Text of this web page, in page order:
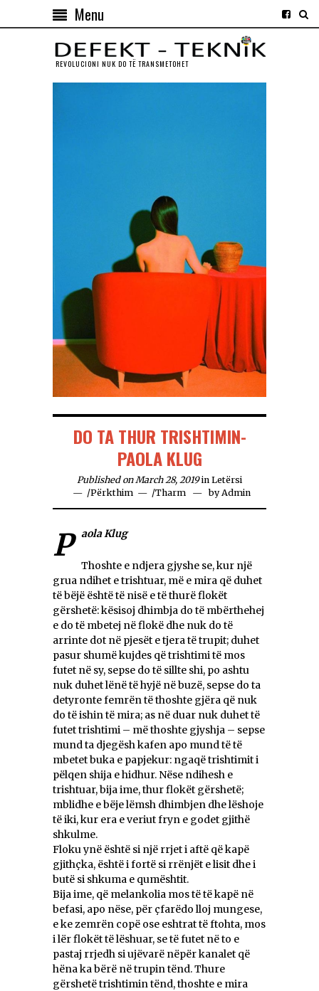
Menu
REVOLUCIONI NUK DO TЁ TRANSMETOHET
DO TA THUR TRISHTIMIN-
PAOLA KLUG
Published on March 28, 2019 in Letërsi
/Përkthim /Tharm by Admin
Paola Klug
Thoshte e ndjera gjyshe se, kur një
grua ndihet e trishtuar, më e mira që duhet
të bëjë është të nisë e të thurë flokët
gërshetë: kësisoj dhimbja do të mbërthehej
e do të mbetej në flokë dhe nuk do të
arrinte dot në pjesët e tjera të trupit; duhet
pasur shumë kujdes që trishtimi të mos
futet në sy, sepse do të sillte shi, po ashtu
nuk duhet lënë të hyjë në buzë, sepse do ta
detyronte femrën të thoshte gjëra që nuk
do të ishin të mira; as në duar nuk duhet të
futet trishtimi – më thoshte gjyshja – sepse
mund ta djegësh kafen apo mund të të
mbetet buka e papjekur: ngaqë trishtimit i
pëlqen shija e hidhur. Nëse ndihesh e
trishtuar, bija ime, thur flokët gërshetë;
mblidhe e bëje lëmsh dhimbjen dhe lëshoje
të iki, kur era e veriut fryn e godet gjithë
shkulme.
Floku ynë është si një rrjet i aftë që kapë
gjithçka, është i fortë si rrënjët e lisit dhe i
butë si shkuma e qumështit.
Bija ime, që melankolia mos të të kapë në
befasi, apo nëse, për çfarëdo lloj mungese,
e ke zemrën copë ose eshtrat të ftohta, mos
i lër flokët të lëshuar, se të futet në to e
pastaj rrjedh si ujëvarë nëpër kanalet që
hëna ka bërë në trupin tënd. Thure
gërshetë trishtimin tënd, thoshte e mira